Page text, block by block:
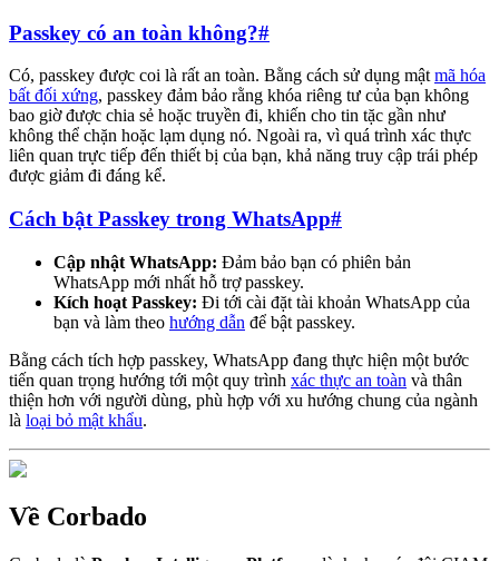
Passkey có an toàn không?#
Có, passkey được coi là rất an toàn. Bằng cách sử dụng mậtmã hóa
bất đối xứng, passkey đảm bảo rằng khóa riêng tư của bạn không
bao giờ được chia sẻ hoặc truyền đi, khiến cho tin tặc gần như
không thể chặn hoặc lạm dụng nó. Ngoài ra, vì quá trình xác thực
liên quan trực tiếp đến thiết bị của bạn, khả năng truy cập trái phép
được giảm đi đáng kể.
Cách bật Passkey trong WhatsApp#
Cập nhật WhatsApp: Đảm bảo bạn có phiên bản
WhatsApp mới nhất hỗ trợ passkey.
Kích hoạt Passkey: Đi tới cài đặt tài khoản WhatsApp của
bạn và làm theo hướng dẫn để bật passkey.
Bằng cách tích hợp passkey, WhatsApp đang thực hiện một bước
tiến quan trọng hướng tới một quy trình xác thực an toàn và thân
thiện hơn với người dùng, phù hợp với xu hướng chung của ngành
là loại bỏ mật khẩu.
Về Corbado